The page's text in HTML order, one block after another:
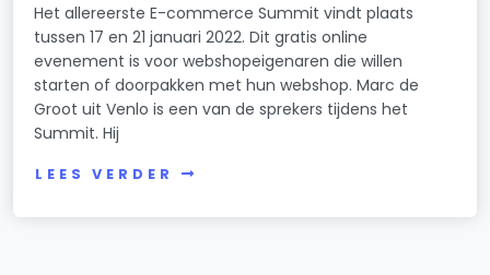
Het allereerste E-commerce Summit vindt plaats
tussen 17 en 21 januari 2022. Dit gratis online
evenement is voor webshopeigenaren die willen
starten of doorpakken met hun webshop. Marc de
Groot uit Venlo is een van de sprekers tijdens het
Summit. Hij
LEES VERDER